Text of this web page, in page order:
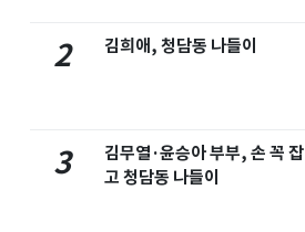
2 김희애, 청담동 나들이
3
김무열·윤승아 부부, 손 꼭 잡
고 청담동 나들이